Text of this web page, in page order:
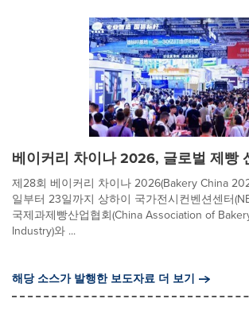
베이커리 차이나 2026, 글로벌 제빵
제28회 베이커리 차이나 2026(Bakery China
일부터 23일까지 상하이 국가전시컨벤션센터
국제과제빵산업협회(China Association of
Industry)와 ...
해당 소스가 발행한 보도자료 더 보기